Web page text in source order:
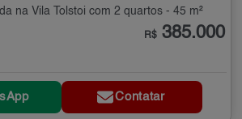
na Vila Tolstoi com 2 quartos - 45 m²
R$ 385.000
Contatar